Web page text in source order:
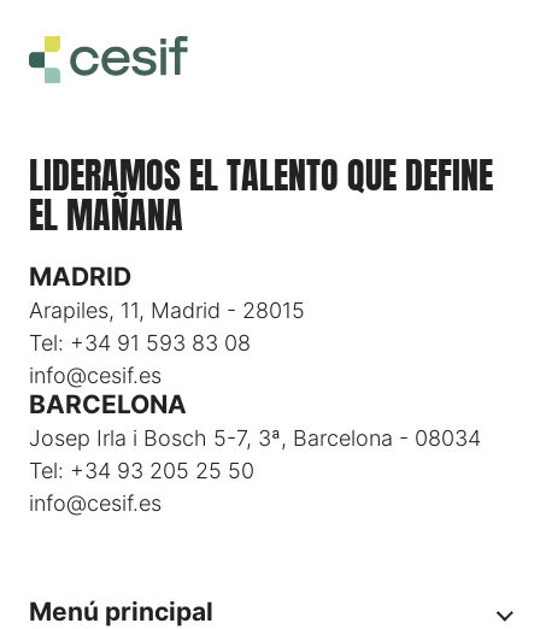
LIDERAMOS EL TALENTO QUE DEFINE
EL MAÑANA
MADRID
Arapiles, 11, Madrid - 28015
Tel: +34 91 593 83 08
info@cesif.es
BARCELONA
Josep Irla i Bosch 5-7, 3ª, Barcelona - 08034
Tel: +34 93 205 25 50
info@cesif.es
Menú principal